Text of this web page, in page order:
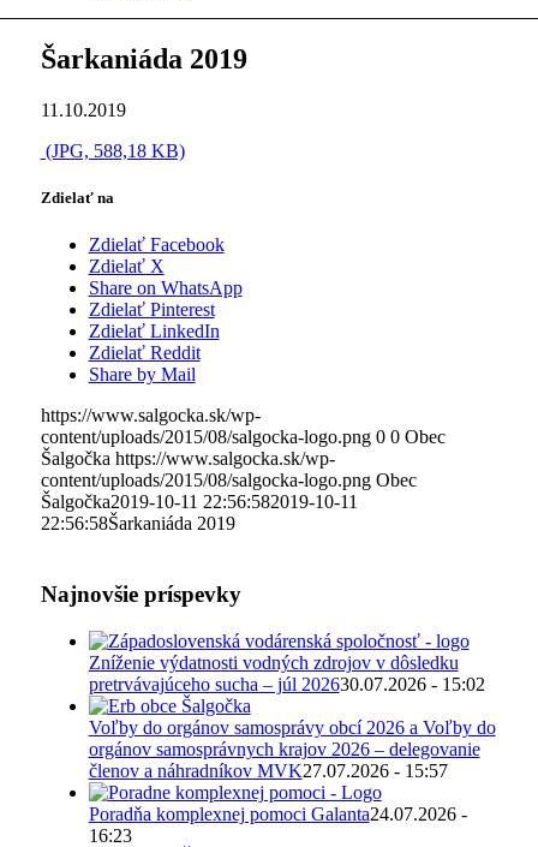
Šarkaniáda 2019
11.10.2019
(JPG, 588,18 KB)
Zdielať na
Zdielať Facebook
Zdielať X
Share on WhatsApp
Zdielať Pinterest
Zdielať LinkedIn
Zdielať Reddit
Share by Mail
https://www.salgocka.sk/wp-
content/uploads/2015/08/salgocka-logo.png 0 0 Obec
Šalgočka https://www.salgocka.sk/wp-
content/uploads/2015/08/salgocka-logo.png Obec
Šalgočka2019-10-11 22:56:582019-10-11
22:56:58Šarkaniáda 2019
Najnovšie príspevky
Zníženie výdatnosti vodných zdrojov v dôsledku
pretrvávajúceho sucha – júl 202630.07.2026 - 15:02
Voľby do orgánov samosprávy obcí 2026 a Voľby do
orgánov samosprávnych krajov 2026 – delegovanie
členov a náhradníkov MVK27.07.2026 - 15:57
Poradňa komplexnej pomoci Galanta24.07.2026 -
16:23